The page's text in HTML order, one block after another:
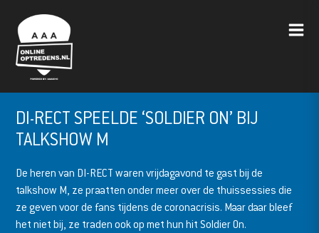
DI-RECT SPEELDE ‘SOLDIER ON’ BIJ
TALKSHOW M
De heren van DI-RECT waren vrijdagavond te gast bij de
talkshow M, ze praatten onder meer over de thuissessies die
ze geven voor de fans tijdens de coronacrisis. Maar daar bleef
het niet bij, ze traden ook op met hun hit Soldier On.